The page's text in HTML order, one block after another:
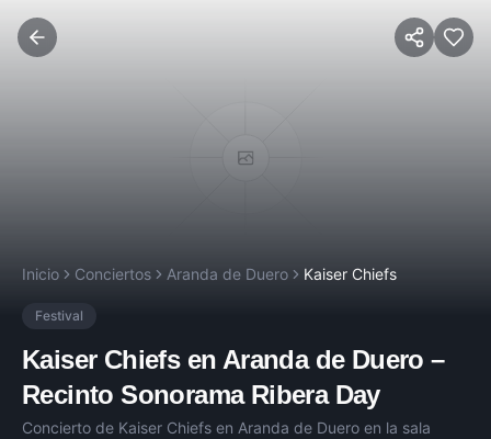
Inicio Conciertos Aranda de Duero Kaiser Chiefs
Festival
Kaiser Chiefsen Aranda de Duero –
Recinto Sonorama Ribera Day
Concierto de Kaiser Chiefs en Aranda de Duero en la sala